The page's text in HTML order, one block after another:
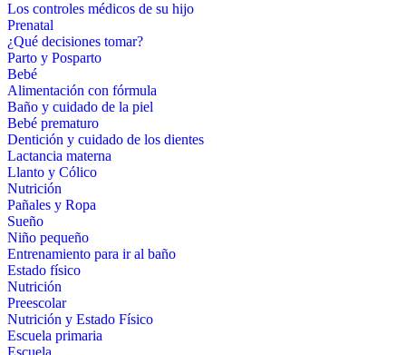
Los controles médicos de su hijo
Prenatal
¿Qué decisiones tomar?
Parto y Posparto
Bebé
Alimentación con fórmula
Baño y cuidado de la piel
Bebé prematuro
Dentición y cuidado de los dientes
Lactancia materna
Llanto y Cólico
Nutrición
Pañales y Ropa
Sueño
Niño pequeño
Entrenamiento para ir al baño
Estado físico
Nutrición
Preescolar
Nutrición y Estado Físico
Escuela primaria